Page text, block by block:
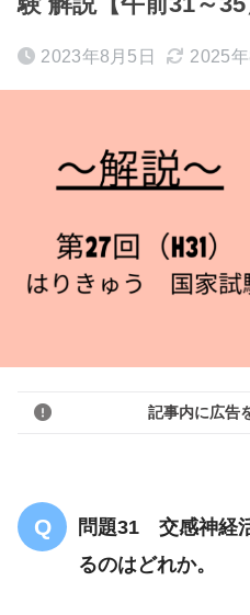
2023年8月5日 2025
記事内に広告
問題31 交感神経
るのはどれか。